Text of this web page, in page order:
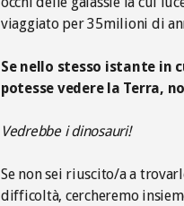
viaggiato per 35milioni di
Se nello stesso istante in
potesse vedere la Terra,
Vedrebbe i dinosauri!
Se non sei riuscito/a a
difficoltà, cercheremo